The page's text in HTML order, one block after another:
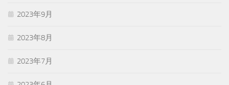
2023年9月
2023年8月
2023年7月